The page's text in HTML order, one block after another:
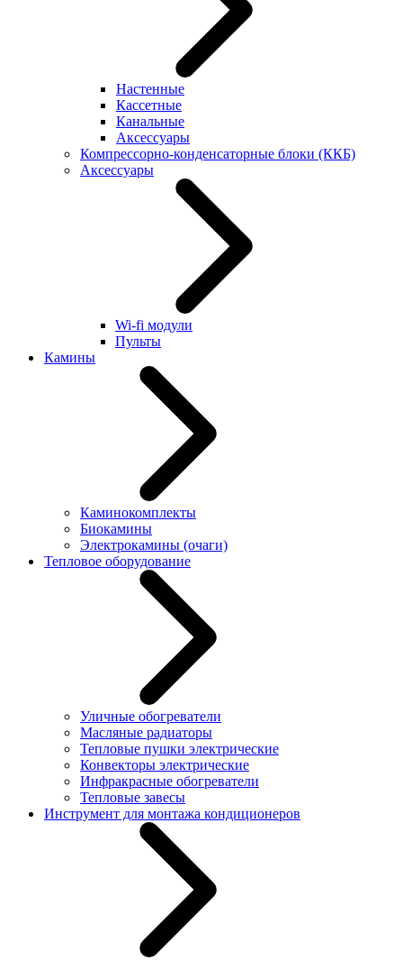
Настенные
Кассетные
Канальные
Аксессуары
Компрессорно-конденсаторные блоки (ККБ)
Аксессуары
Wi-fi модули
Пульты
Камины
Каминокомплекты
Биокамины
Электрокамины (очаги)
Тепловое оборудование
Уличные обогреватели
Масляные радиаторы
Тепловые пушки электрические
Конвекторы электрические
Инфракрасные обогреватели
Тепловые завесы
Инструмент для монтажа кондиционеров